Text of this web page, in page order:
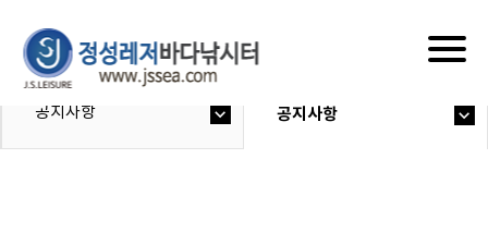
공지사항 공지사항